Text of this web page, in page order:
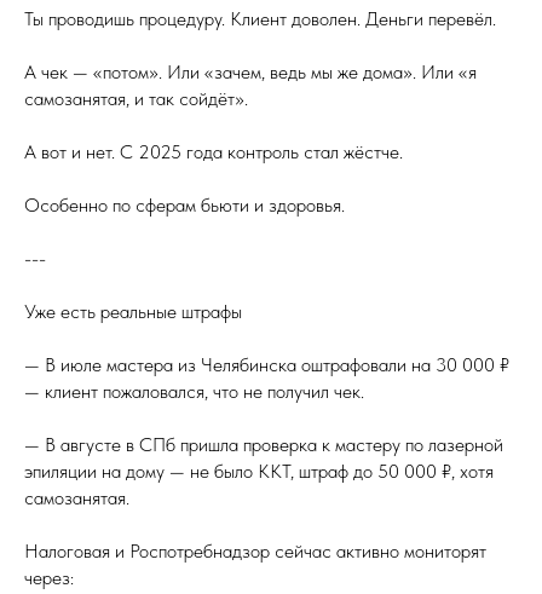
Ты проводишь процедуру. Клиент доволен. Деньги перевёл.
А чек — «потом». Или «зачем, ведь мы же дома». Или «я
самозанятая, и так сойдёт».
А вот и нет. С 2025 года контроль стал жёстче.
Особенно по сферам бьюти и здоровья.
---
Уже есть реальные штрафы
— В июле мастера из Челябинска оштрафовали на 30 000 ₽
— клиент пожаловался, что не получил чек.
— В августе в СПб пришла проверка к мастеру по лазерной
эпиляции на дому — не было ККТ, штраф до 50 000 ₽, хотя
самозанятая.
Налоговая и Роспотребнадзор сейчас активно мониторят
через: